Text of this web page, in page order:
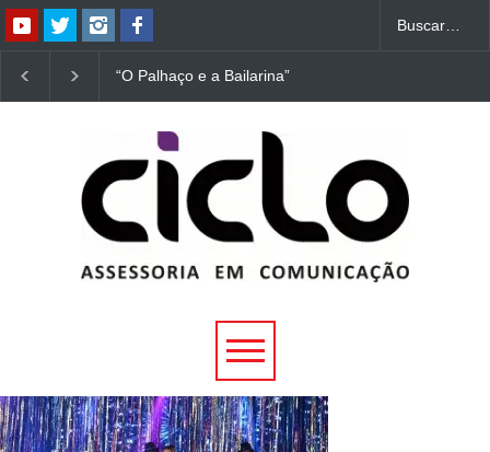
“O Palhaço e a Bailarina”
estreia hoje (1º) em
Uberlândia
Uberlândia